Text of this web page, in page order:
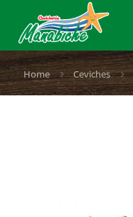
Home Ceviches